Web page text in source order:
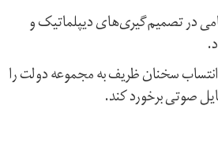
در تصمیم‌گیری‌های دیپلماتیک و
سخنان ظریف به مجموعه دولت را
صوتی برخورد کند.